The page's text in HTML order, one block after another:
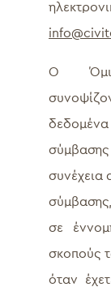
Ο
δεδομένα
συνέχεια
σε
σκοπούς
όταν